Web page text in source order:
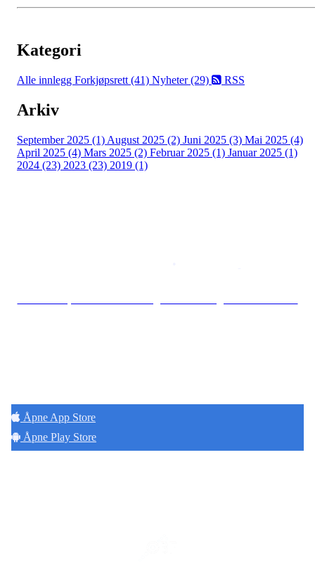
Kategori
Alle innlegg Forkjøpsrett (41) Nyheter (29) RSS
Arkiv
September 2025 (1) August 2025 (2) Juni 2025 (3) Mai 2025 (4)
April 2025 (4) Mars 2025 (2) Februar 2025 (1) Januar 2025 (1)
2024 (23) 2023 (23) 2019 (1)
Åpne App Store
Åpne Play Store